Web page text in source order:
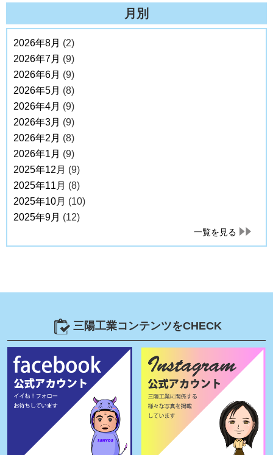
月別
2026年8月 (2)
2026年7月 (9)
2026年6月 (9)
2026年5月 (8)
2026年4月 (9)
2026年3月 (9)
2026年2月 (8)
2026年1月 (9)
2025年12月 (9)
2025年11月 (8)
2025年10月 (10)
2025年9月 (12)
一覧を見る
三陽工業コンテンツをCHECK